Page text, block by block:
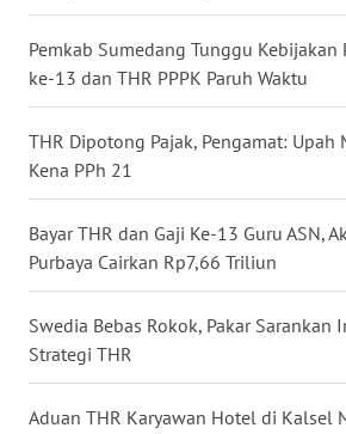
Pemkab Sumedang Tunggu Kebijakan
ke-13 dan THR PPPK Paruh Waktu
THR Dipotong Pajak, Pengamat: Upah
Kena PPh 21
Bayar THR dan Gaji Ke-13 Guru ASN,
Purbaya Cairkan Rp7,66 Triliun
Swedia Bebas Rokok, Pakar Sarankan
Strategi THR
Aduan THR Karyawan Hotel di Kalsel
WN
SUMBAR
WN
SUMSEL
WN
BENGKULU
WN